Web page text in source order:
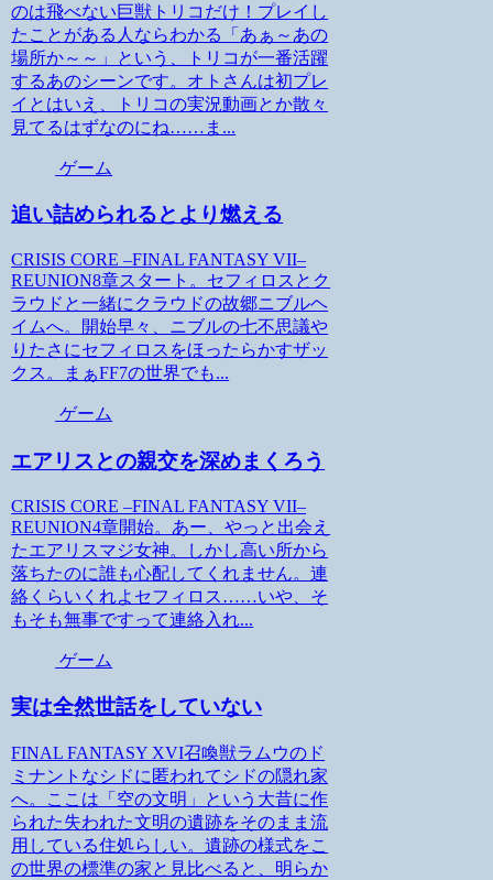
のは飛べない巨獣トリコだけ！プレイし
たことがある人ならわかる「あぁ～あの
場所か～～」という、トリコが一番活躍
するあのシーンです。オトさんは初プレ
イとはいえ、トリコの実況動画とか散々
見てるはずなのにね……ま...
ゲーム
追い詰められるとより燃える
CRISIS CORE –FINAL FANTASY VII–
REUNION8章スタート。セフィロスとク
ラウドと一緒にクラウドの故郷ニブルヘ
イムへ。開始早々、ニブルの七不思議や
りたさにセフィロスをほったらかすザッ
クス。まぁFF7の世界でも...
ゲーム
エアリスとの親交を深めまくろう
CRISIS CORE –FINAL FANTASY VII–
REUNION4章開始。あー、やっと出会え
たエアリスマジ女神。しかし高い所から
落ちたのに誰も心配してくれません。連
絡くらいくれよセフィロス……いや、そ
もそも無事ですって連絡入れ...
ゲーム
実は全然世話をしていない
FINAL FANTASY XVI召喚獣ラムウのド
ミナントなシドに匿われてシドの隠れ家
へ。ここは「空の文明」という大昔に作
られた失われた文明の遺跡をそのまま流
用している住処らしい。遺跡の様式をこ
の世界の標準の家と見比べると、明らか